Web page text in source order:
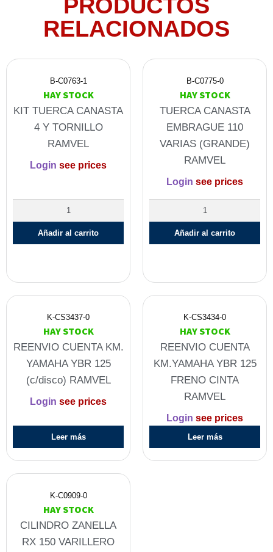
PRODUCTOS
RELACIONADOS
B-C0763-1
HAY STOCK
KIT TUERCA CANASTA
4 Y TORNILLO
RAMVEL
Login see prices
Añadir al carrito
B-C0775-0
HAY STOCK
TUERCA CANASTA
EMBRAGUE 110
VARIAS (GRANDE)
RAMVEL
Login see prices
Añadir al carrito
K-CS3437-0
HAY STOCK
REENVIO CUENTA KM.
YAMAHA YBR 125
(c/disco) RAMVEL
Login see prices
Leer más
K-CS3434-0
HAY STOCK
REENVIO CUENTA
KM.YAMAHA YBR 125
FRENO CINTA
RAMVEL
Login see prices
Leer más
K-C0909-0
HAY STOCK
CILINDRO ZANELLA
RX 150 VARILLERO